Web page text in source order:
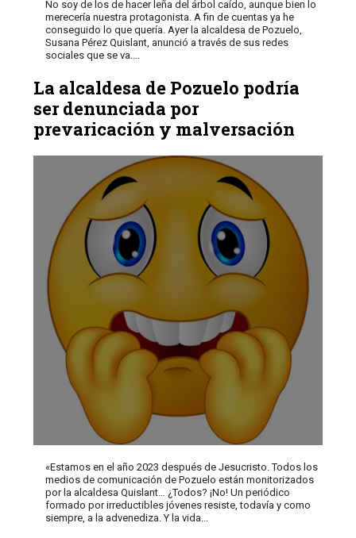
No soy de los de hacer leña del árbol caído, aunque bien lo
merecería nuestra protagonista. A fin de cuentas ya he
conseguido lo que quería. Ayer la alcaldesa de Pozuelo,
Susana Pérez Quislant, anunció a través de sus redes
sociales que se va....
La alcaldesa de Pozuelo podría
ser denunciada por
prevaricación y malversación
«Estamos en el año 2023 después de Jesucristo. Todos los
medios de comunicación de Pozuelo están monitorizados
por la alcaldesa Quislant… ¿Todos? ¡No! Un periódico
formado por irreductibles jóvenes resiste, todavía y como
siempre, a la advenediza. Y la vida...